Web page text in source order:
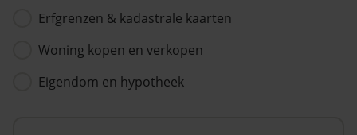
Erfgrenzen & kadastrale kaarten
Woning kopen en verkopen
Eigendom en hypotheek